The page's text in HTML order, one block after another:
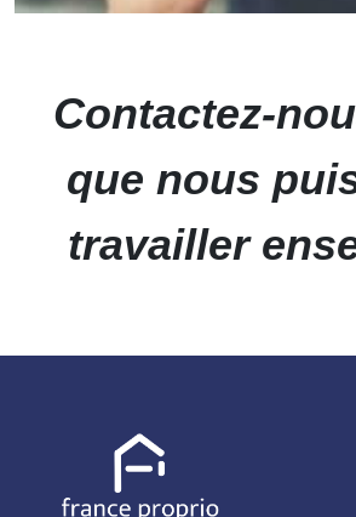
Contactez-
que nous
travailler